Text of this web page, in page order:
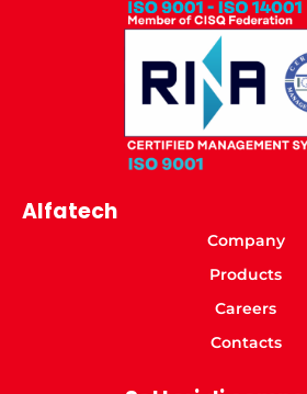
Alfatech
Company
Products
Careers
Contacts